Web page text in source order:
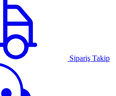
Sipariş Takip